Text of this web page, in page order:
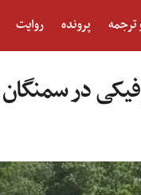
ترجمه پرونده روایت
در سمنگان جان سه